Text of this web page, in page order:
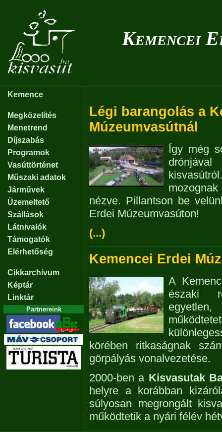
Kemencei
Kemence
Megközelítés
Menetrend
Díjszabás
Programok
Vasúttörténet
Műszaki adatok
Járművek
Üzemeltető
Szállások
Látnivalók
Támogatók
Elérhetőség
Cikkarchívum
Képtár
Linktár
Partnereink
Légi barangolás a
Múzeumvasútnál
Így még
nézve. Pillantson be
Erdei Múzeumvasúton!
(...)
Kemencei Erdei
A
északi
körében ritkaságnak
görpályás vonalvezetése.
2000-ben a Kisvasutak
helyre a korábban
súlyosan megrongált
működtetik a nyári félév